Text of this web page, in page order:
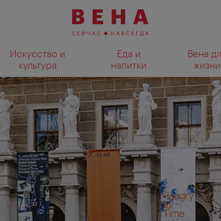
Искусство и
культура
Еда и
напитки
Вена
жизни
Показать результаты поиска